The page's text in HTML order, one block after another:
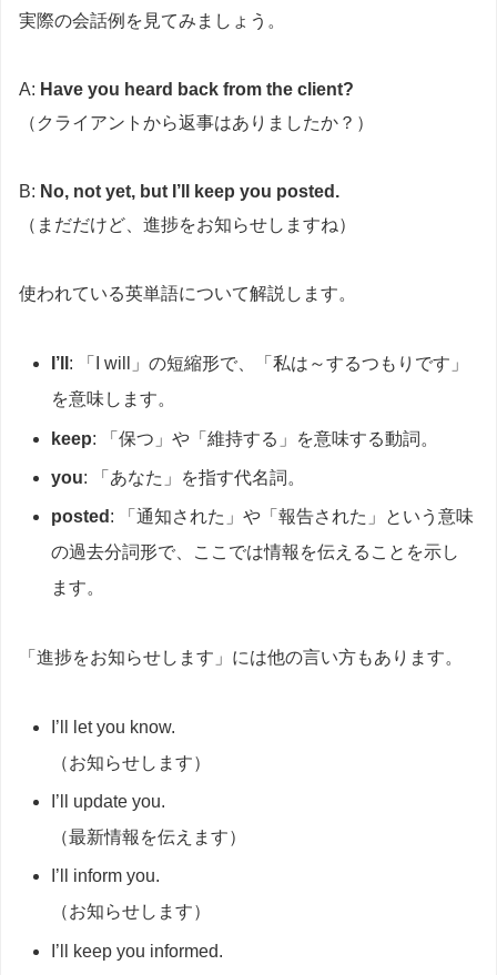
実際の会話例を見てみましょう。
A: Have you heard back from the client?
（クライアントから返事はありましたか？）
B: No, not yet, but I’ll keep you posted.
（まだだけど、進捗をお知らせしますね）
使われている英単語について解説します。
I’ll : 「I will」の短縮形で、「私は～するつもりです」
を意味します。
keep: 「保つ」や「維持する」を意味する動詞。
you: 「あなた」を指す代名詞。
posted : 「通知された」や「報告された」という意味
の過去分詞形で、ここでは情報を伝えることを示し
ます。
「進捗をお知らせします」には他の言い方もあります。
I’ll let you know.
（お知らせします）
I’ll update you.
（最新情報を伝えます）
I’ll inform you.
（お知らせします）
I’ll keep you informed.